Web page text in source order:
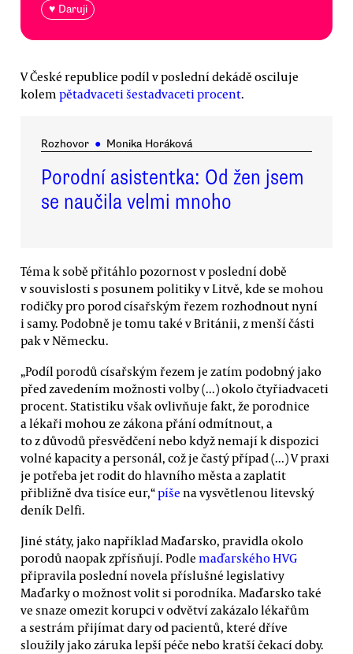
♥ Daruji
V České republice podíl v poslední dekádě osciluje
kolem pětadvaceti šestadvaceti procent.
Rozhovor ● Monika Horáková
Porodní asistentka: Od žen jsem
se naučila velmi mnoho
Téma k sobě přitáhlo pozornost v poslední době
v souvislosti s posunem politiky v Litvě, kde se mohou
rodičky pro porod císařským řezem rozhodnout nyní
i samy. Podobně je tomu také v Británii, z menší části
pak v Německu.
„Podíl porodů císařským řezem je zatím podobný jako
před zavedením možnosti volby (...) okolo čtyřiadvaceti
procent. Statistiku však ovlivňuje fakt, že porodnice
a lékaři mohou ze zákona přání odmítnout, a
to z důvodů přesvědčení nebo když nemají k dispozici
volné kapacity a personál, což je častý případ (...) V praxi
je potřeba jet rodit do hlavního města a zaplatit
přibližně dva tisíce eur,“píše na vysvětlenou litevský
deník Delfi.
Jiné státy, jako například Maďarsko, pravidla okolo
porodů naopak zpřísňují. Podle maďarského HVG
připravila poslední novela příslušné legislativy
Maďarky o možnost volit si porodníka. Maďarsko také
ve snaze omezit korupci v odvětví zakázalo lékařům
a sestrám přijímat dary od pacientů, které dříve
sloužily jako záruka lepší péče nebo kratší čekací doby.